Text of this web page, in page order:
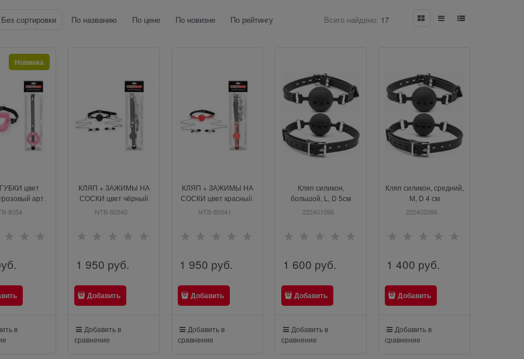
Без сортировки По названию По цене По новизне По рейтингу Всего найдено: 17
цвет
арт.
80543
8054
Новинка
в
КЛЯП + ЗАЖИМЫ НА
СОСКИ цвет чёрный
NTB-80540
1 950 руб.
Добавить
Добавить в
сравнение
КЛЯП + ЗАЖИМЫ НА
СОСКИ цвет красный/
черный
NTB-80541
1 950 руб.
Добавить
Добавить в
сравнение
Кляп силикон,
большой, L, D 5см
222401096
1 600 руб.
Добавить
Добавить в
сравнение
Кляп силикон, средний,
М, D 4 см
222402096
1 400 руб.
Добавить
Добавить в
сравнение